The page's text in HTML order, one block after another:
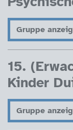
Gruppe
15.
Kinder
Gruppe